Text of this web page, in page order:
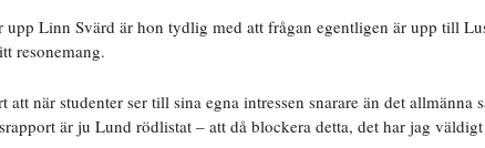
upp Linn Svärd är hon tydlig med att frågan egentligen är upp till
resonemang.
att när studenter ser till sina egna intressen snarare än det allmänna
är ju Lund rödlistat – att då blockera detta, det har jag